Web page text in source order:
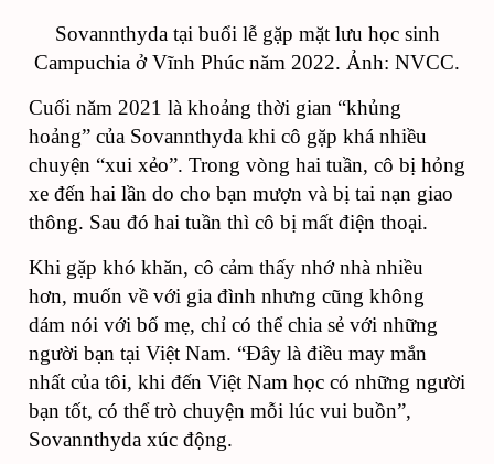
Sovannthyda tại buổi lễ gặp mặt lưu học sinh
Campuchia ở Vĩnh Phúc năm 2022. Ảnh: NVCC.
Cuối năm 2021 là khoảng thời gian “khủng
hoảng” của Sovannthyda khi cô gặp khá nhiều
chuyện “xui xẻo”. Trong vòng hai tuần, cô bị hỏng
xe đến hai lần do cho bạn mượn và bị tai nạn giao
thông. Sau đó hai tuần thì cô bị mất điện thoại.
Khi gặp khó khăn, cô cảm thấy nhớ nhà nhiều
hơn, muốn về với gia đình nhưng cũng không
dám nói với bố mẹ, chỉ có thể chia sẻ với những
người bạn tại Việt Nam. “Đây là điều may mắn
nhất của tôi, khi đến Việt Nam học có những người
bạn tốt, có thể trò chuyện mỗi lúc vui buồn”,
Sovannthyda xúc động.